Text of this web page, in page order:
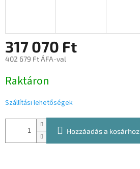
317 070 Ft
402 679 Ft ÁFA-val
Raktáron
Szállítási lehetőségek
Hozzáadás a kosárhoz